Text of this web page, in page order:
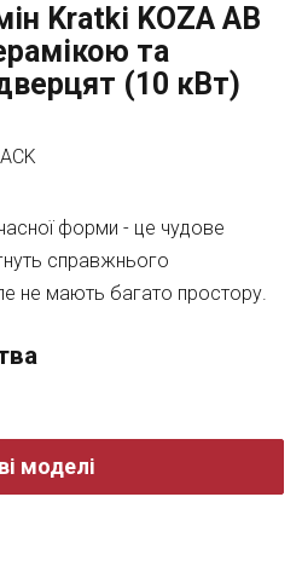
Kratki KOZA AB
та
(10 кВт)
форми - це чудове
справжнього
не мають багато простору.
моделі